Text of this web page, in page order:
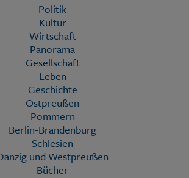
Politik
Kultur
Wirtschaft
Panorama
Gesellschaft
Leben
Geschichte
Ostpreußen
Pommern
Berlin-Brandenburg
Schlesien
und Westpreußen
Bücher